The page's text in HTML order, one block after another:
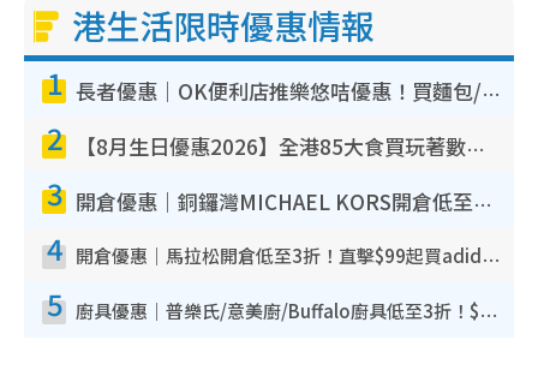
港生活限時優惠情報
1 長者優惠｜OK便利店推樂悠咭優惠！買麵包/牛奶/保健品拍卡即減
2 【8月生日優惠2026】全港85大食買玩著數攻略 自助餐/火鍋放題同行免費＋誠品/DONKI送現金券
3 開倉優惠｜銅鑼灣MICHAEL KORS開倉低至17折！直擊$500起買手袋/銀包/鞋款 必買經典Jet Set系列
4 開倉優惠｜馬拉松開倉低至3折！直擊$99起買adidas／New Balance／Puma鞋款 STANLEY保溫杯劈價至$119起
5 廚具優惠｜普樂氏/意美廚/Buffalo廚具低至3折！$89起買煎鍋／炒鑊／個人鍋 同場小家電激減至$99起